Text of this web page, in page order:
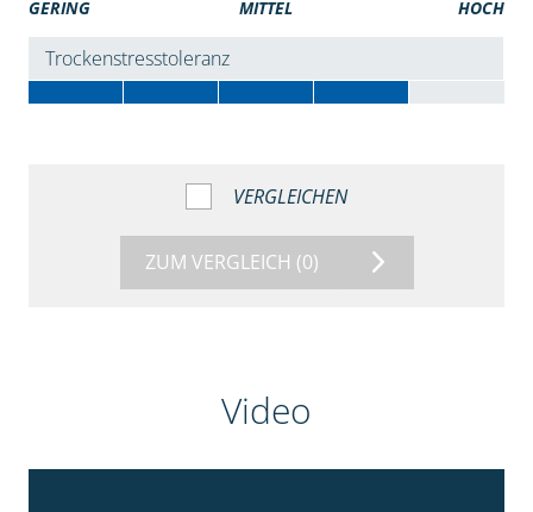
GERING MITTEL HOCH
Trockenstresstoleranz
VERGLEICHEN
ZUM VERGLEICH (0)
Video